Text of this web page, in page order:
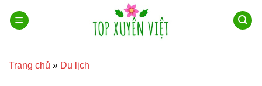
qua
Trang chủ » Du lịch